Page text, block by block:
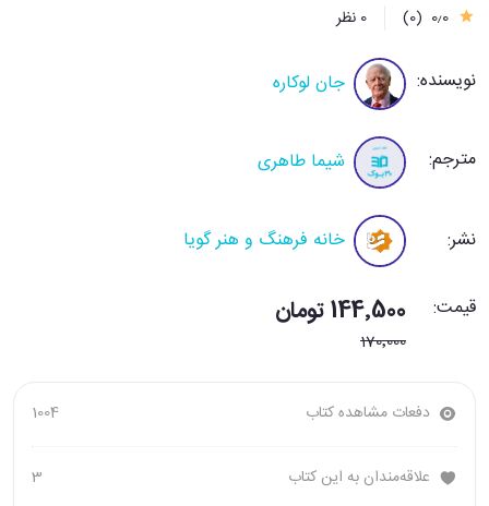
0٫0 (0) 0 نظر
نویسنده: جان لوکاره
مترجم: شیما طاهری
نشر: خانه فرهنگ و هنر گویا
قیمت: 144٬500 تومان
170٬000
دفعات مشاهده کتاب 1004
علاقه‌مندان به این کتاب 3